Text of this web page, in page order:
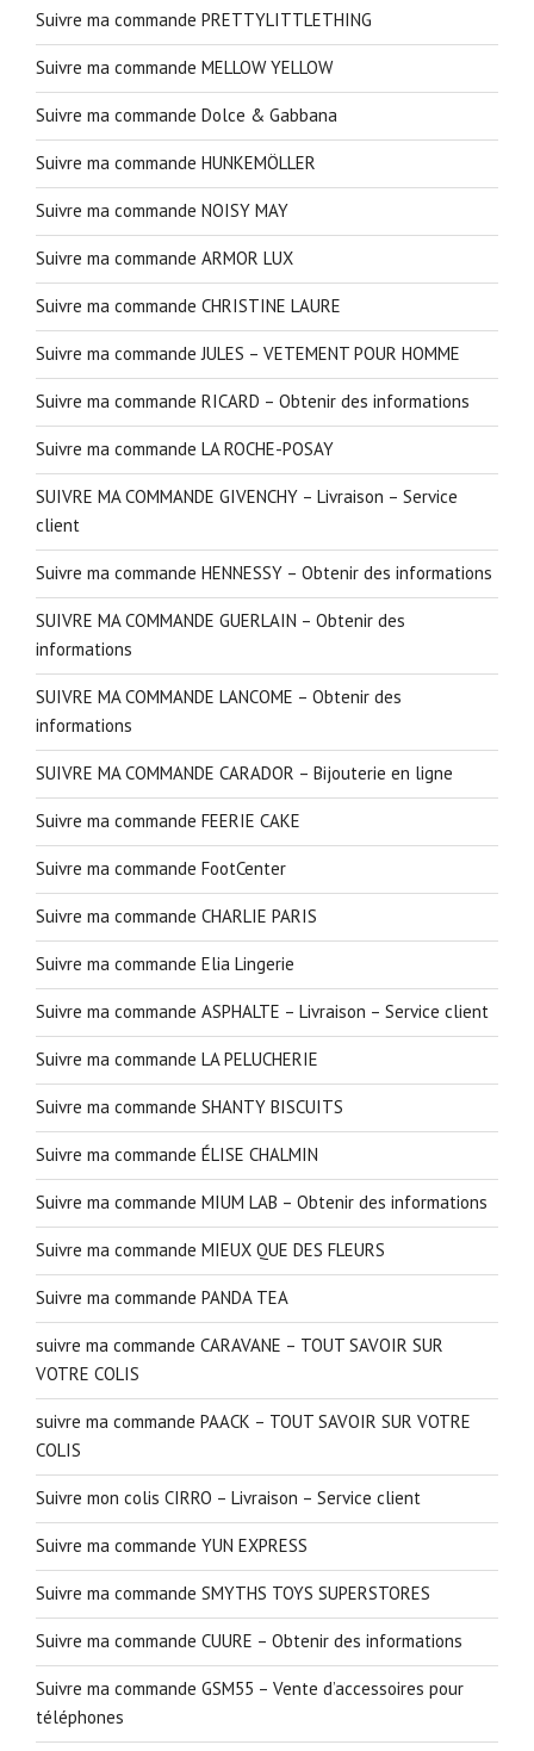
Suivre ma commande PRETTYLITTLETHING
Suivre ma commande MELLOW YELLOW
Suivre ma commande Dolce & Gabbana
Suivre ma commande HUNKEMÖLLER
Suivre ma commande NOISY MAY
Suivre ma commande ARMOR LUX
Suivre ma commande CHRISTINE LAURE
Suivre ma commande JULES – VETEMENT POUR HOMME
Suivre ma commande RICARD – Obtenir des informations
Suivre ma commande LA ROCHE-POSAY
SUIVRE MA COMMANDE GIVENCHY – Livraison – Service
client
Suivre ma commande HENNESSY – Obtenir des informations
SUIVRE MA COMMANDE GUERLAIN – Obtenir des
informations
SUIVRE MA COMMANDE LANCOME – Obtenir des
informations
SUIVRE MA COMMANDE CARADOR – Bijouterie en ligne
Suivre ma commande FEERIE CAKE
Suivre ma commande FootCenter
Suivre ma commande CHARLIE PARIS
Suivre ma commande Elia Lingerie
Suivre ma commande ASPHALTE – Livraison – Service client
Suivre ma commande LA PELUCHERIE
Suivre ma commande SHANTY BISCUITS
Suivre ma commande ÉLISE CHALMIN
Suivre ma commande MIUM LAB – Obtenir des informations
Suivre ma commande MIEUX QUE DES FLEURS
Suivre ma commande PANDA TEA
suivre ma commande CARAVANE – TOUT SAVOIR SUR
VOTRE COLIS
suivre ma commande PAACK – TOUT SAVOIR SUR VOTRE
COLIS
Suivre mon colis CIRRO – Livraison – Service client
Suivre ma commande YUN EXPRESS
Suivre ma commande SMYTHS TOYS SUPERSTORES
Suivre ma commande CUURE – Obtenir des informations
Suivre ma commande GSM55 – Vente d’accessoires pour
téléphones